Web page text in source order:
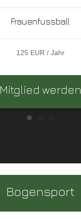
Frauenfussball
125 EUR / Jahr
Mitglied werden
Bogensport